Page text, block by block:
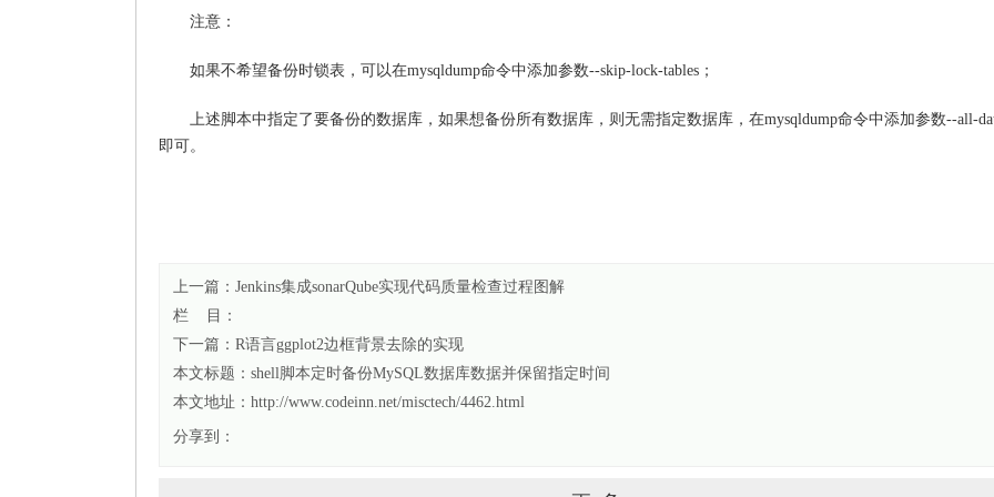
注意：
如果不希望备份时锁表，可以在mysqldump命令中添加参数--skip-lock-tables；
上述脚本中指定了要备份的数据库，如果想备份所有数据库，则无需指定数据库，在mysqldump命令中添加参数--all-
即可。
上一篇： Jenkins集成sonarQube实现代码质量检查过程图解
栏 目：
下一篇： R语言ggplot2边框背景去除的实现
本文标题： shell脚本定时备份MySQL数据库数据并保留指定时间
本文地址：http://www.codeinn.net/misctech/4462.html
分享到：